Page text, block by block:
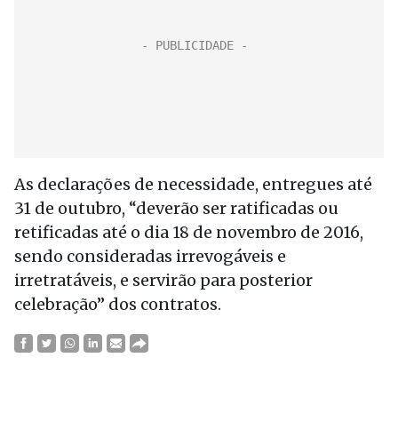
As declarações de necessidade, entregues até
31 de outubro, “deverão ser ratificadas ou
retificadas até o dia 18 de novembro de 2016,
sendo consideradas irrevogáveis e
irretratáveis, e servirão para posterior
celebração” dos contratos.